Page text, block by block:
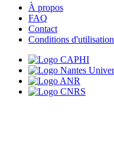
À propos
FAQ
Contact
Conditions d'utilisation